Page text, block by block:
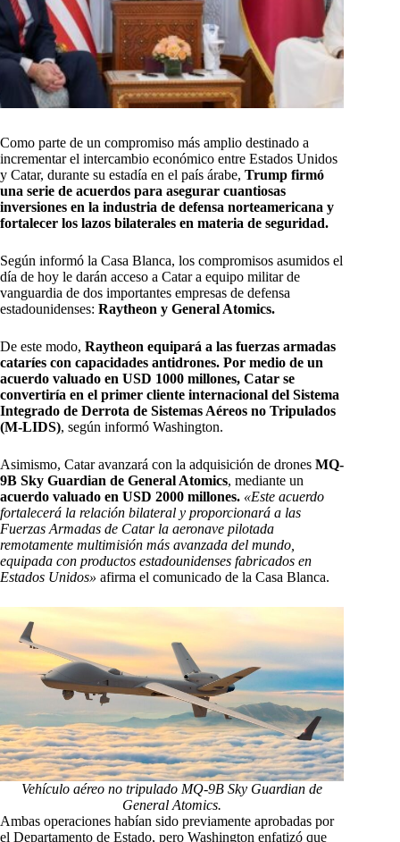
Como parte de un compromiso más amplio destinado a
incrementar el intercambio económico entre Estados Unidos
y Catar, durante su estadía en el país árabe, Trump firmó
una serie de acuerdos para asegurar cuantiosas
inversiones en la industria de defensa norteamericana y
fortalecer los lazos bilaterales en materia de seguridad.
Según informó la Casa Blanca, los compromisos asumidos el
día de hoy le darán acceso a Catar a equipo militar de
vanguardia de dos importantes empresas de defensa
estadounidenses: Raytheon y General Atomics.
De este modo, Raytheon equipará a las fuerzas armadas
cataríes con capacidades antidrones. Por medio de un
acuerdo valuado en USD 1000 millones, Catar se
convertiría en el primer cliente internacional del Sistema
Integrado de Derrota de Sistemas Aéreos no Tripulados
(M-LIDS), según informó Washington.
Asimismo, Catar avanzará con la adquisición de drones MQ-
9B Sky Guardian de General Atomics, mediante un
acuerdo valuado en USD 2000 millones. «Este acuerdo
fortalecerá la relación bilateral y proporcionará a las
Fuerzas Armadas de Catar la aeronave pilotada
remotamente multimisión más avanzada del mundo,
equipada con productos estadounidenses fabricados en
Estados Unidos» afirma el comunicado de la Casa Blanca.
Vehículo aéreo no tripulado MQ-9B Sky Guardian de
General Atomics.
Ambas operaciones habían sido previamente aprobadas por
el Departamento de Estado, pero Washington enfatizó que